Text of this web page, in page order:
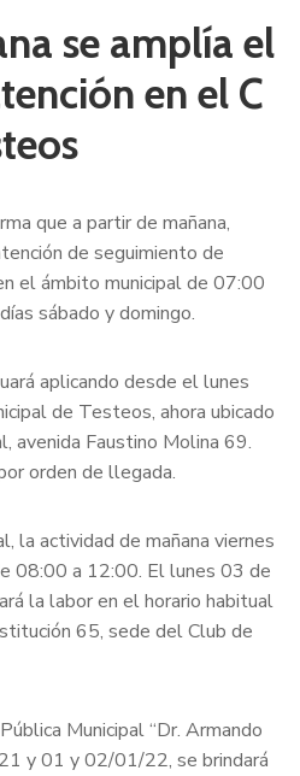
se amplía el
en el C
que a partir de mañana,
de seguimiento de
el ámbito municipal de 07:00
sábado y domingo.
aplicando desde el lunes
de Testeos, ahora ubicado
avenida Faustino Molina 69.
orden de llegada.
la actividad de mañana viernes
08:00 a 12:00. El lunes 03 de
la labor en el horario habitual
65, sede del Club de
Municipal “Dr. Armando
y 01 y 02/01/22, se brindará